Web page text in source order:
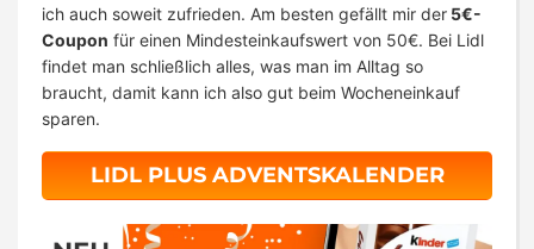
ich auch soweit zufrieden. Am besten gefällt mir der 5€-
Coupon für einen Mindesteinkaufswert von 50€. Bei Lidl
findet man schließlich alles, was man im Alltag so
braucht, damit kann ich also gut beim Wocheneinkauf
sparen.
LIDL PLUS ADVENTSKALENDER